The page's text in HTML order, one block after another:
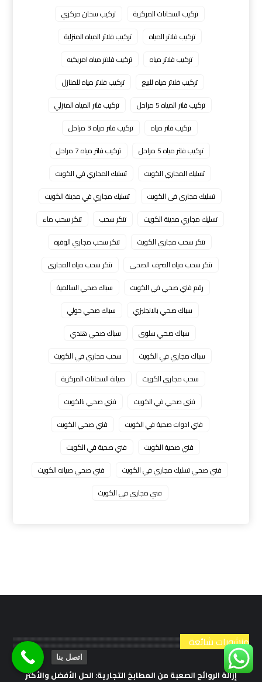
تركيب السخانات المركزية
تركيب سخان مركزي
تركيب فلاتر المياه
تركيب فلاتر المياه المنزلية
تركيب فلاتر مياه
تركيب فلاتر مياه امريكيه
تركيب فلاتر مياه للبيع
تركيب فلاتر مياه للمنازل
تركيب فلتر المياه 5 مراحل
تركيب فلتر المياه المنزلي
تركيب فلتر مياه
تركيب فلتر مياه 3 مراحل
تركيب فلتر مياه 5 مراحل
تركيب فلتر مياه 7 مراحل
تسليك المجاري الكويت
تسليك المجاري في الكويت
تسليك مجارى فى الكويت
تسليك مجاري في مدينة الكويت
تسليك مجاري مدينة الكويت
تنكر سحب
تنكر سحب ماء
تنكر سحب مجاري الكويت
تنكر سحب مجاري الوفره
تنكر سحب مياه الصرف الصحي
تنكر سحب مياه المجاري
رقم فني صحي في الكويت
سباك صحي السالمية
سباك صحي بالانجليزي
سباك صحي حولي
سباك صحي سلوى
سباك صحي هندي
سباك مجاري في الكويت
سحب مجاري في الكويت
سحب مجاري الكويت
صيانة السخانات المركزية
فنى صحي في الكويت
فني صحي بالكويت
فني ادوات صحية في الكويت
فني صحي الكويت
فني صحية الكويت
فني صحية في الكويت
فني صحي تسليك مجاري في الكويت
فني صحي صيانه الكويت
فني مجاري في الكويت
منشورات شائعة
إزالة الروائح الصعبة من المطابخ التجارية: الحل الأفضل والأكثر
اتصل بنا